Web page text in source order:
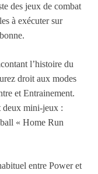
des jeux de combat
à exécuter sur
l’histoire du
droit aux modes
et Entrainement.
deux mini-jeux :
« Home Run
entre Power et